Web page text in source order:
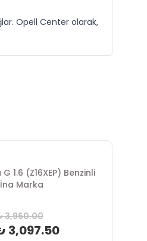
Opell Center olarak,
1.6 (Z16XEP) Benzinli
Marka
3,960.00
3,097.50